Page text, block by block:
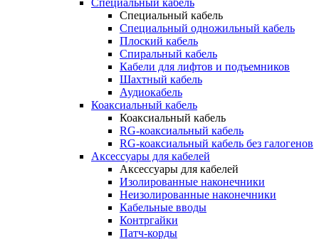
Специальный кабель
Специальный кабель
Специальный одножильный кабель
Плоский кабель
Спиральный кабель
Кабели для лифтов и подъемников
Шахтный кабель
Аудиокабель
Коаксиальный кабель
Коаксиальный кабель
RG-коаксиальный кабель
RG-коаксиальный кабель без галогенов
Аксессуары для кабелей
Аксессуары для кабелей
Изолированные наконечники
Неизолированные наконечники
Кабельные вводы
Контргайки
Патч-корды